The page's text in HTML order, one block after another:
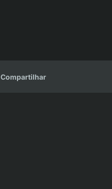
Compartilhar